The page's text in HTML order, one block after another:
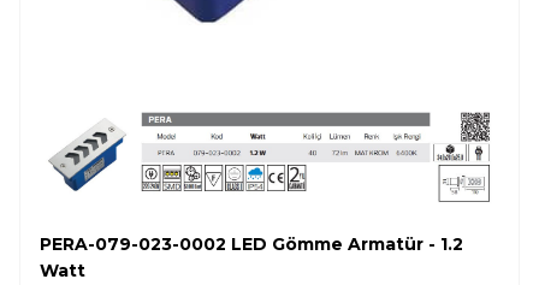
PERA-079-023-0002 LED Gömme Armatür - 1.2
Watt